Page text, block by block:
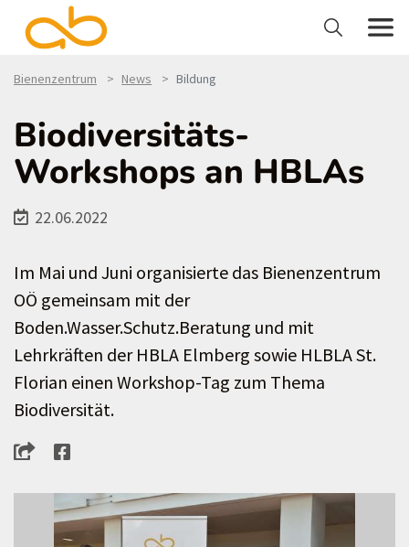
Bienenzentrum News Bildung
Biodiversitäts-
Workshops an HBLAs
22.06.2022
Im Mai und Juni organisierte das Bienenzentrum
OÖ gemeinsam mit der
Boden.Wasser.Schutz.Beratung und mit
Lehrkräften der HBLA Elmberg sowie HLBLA St.
Florian einen Workshop-Tag zum Thema
Biodiversität.